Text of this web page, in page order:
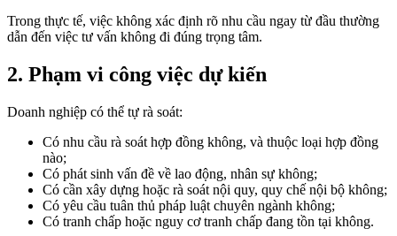
Trong thực tế, việc không xác định rõ nhu cầu ngay từ đầu thường
dẫn đến việc tư vấn không đi đúng trọng tâm.
2. Phạm vi công việc dự kiến
Doanh nghiệp có thể tự rà soát:
Có nhu cầu rà soát hợp đồng không, và thuộc loại hợp đồng
nào;
Có phát sinh vấn đề về lao động, nhân sự không;
Có cần xây dựng hoặc rà soát nội quy, quy chế nội bộ không;
Có yêu cầu tuân thủ pháp luật chuyên ngành không;
Có tranh chấp hoặc nguy cơ tranh chấp đang tồn tại không.